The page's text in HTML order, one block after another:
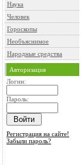
Наука
Человек
Гороскопы
Необъяснимое
Народные средства
Авторизация
Логин:
Пароль:
Регистрация на сайте!
Забыли пароль?